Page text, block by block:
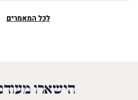
לכל המאמרים
הישארו